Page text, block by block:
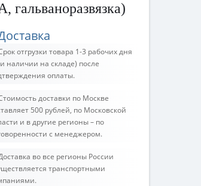
отгрузки товара 1-3 рабочих дня
наличии на складе) после
оплаты.
доставки по Москве
500 рублей, по Московской
и в другие регионы – по
с менеджером.
во все регионы России
транспортными